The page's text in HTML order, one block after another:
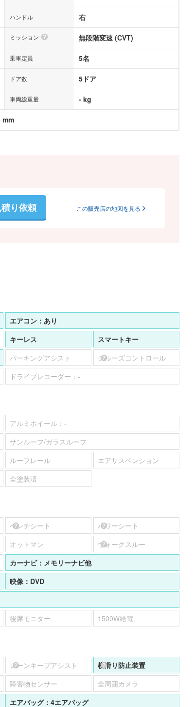
ハンドル 右
ミッション 無段階変速 (CVT)
乗車定員 5名
ドア数 5ドア
車両総重量 - kg
mm
り依頼 この販売店の地図を見る
エアコン： あり
キーレス
スマートキー
パーキングアシスト
クルーズコントロール
ドライブレコーダー： -
アルミホイール： -
サンルーフ/ガラスルーフ
ルーフレール
エアサスペンション
全塗装済
ベンチシート
パワーシート
オットマン
ウォークスルー
カーナビ： メモリーナビ他
映像： DVD
後席モニター 1500W給電
レーンキープアシスト
横滑り防止装置
障害物センサー
全周囲カメラ
エアバッグ： 4エアバッグ